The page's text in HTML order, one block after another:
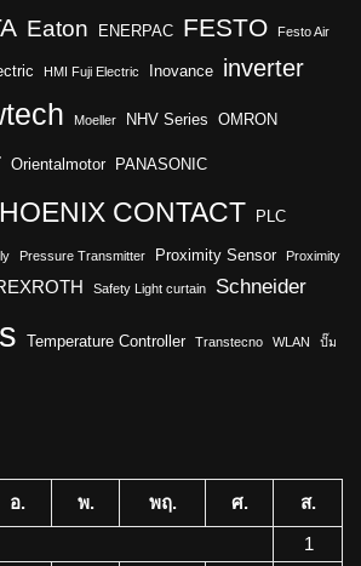
Eaton ENERPAC FESTO Festo Air
HMI Fuji Electric Inovance inverter
Moeller NHV Series OMRON
Orientalmotor PANASONIC
CONTACT PLC
Pressure Transmitter Proximity Sensor Proximity
Safety Light curtain Schneider
Temperature Controller Transtecno WLAN ปั๊ม
อ. พ. พฤ. ศ.
ส.
1